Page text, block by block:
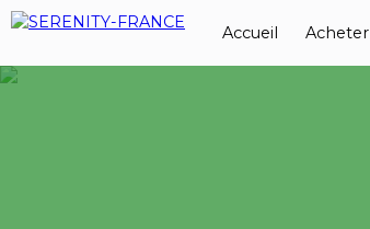
Accueil Acheter